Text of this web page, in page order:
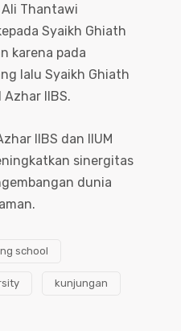
Thantawi
Syaikh Ghiath
karena pada
lalu Syaikh Ghiath
IIBS.
IIBS dan IIUM
sinergitas
dunia
school
kunjungan